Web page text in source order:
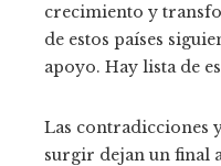
crecimiento y
de estos países
apoyo. Hay lista de
Las contradicciones
surgir dejan un final